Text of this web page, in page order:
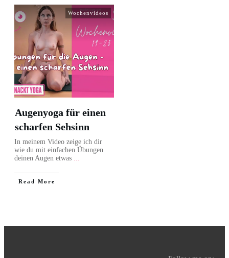
Wochenvideos
Augenyoga für einen
scharfen Sehsinn
In meinem Video zeige ich dir
wie du mit einfachen Übungen
deinen Augen etwas ...
Read More